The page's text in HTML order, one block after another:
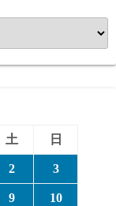
土 日
2 3
9 10